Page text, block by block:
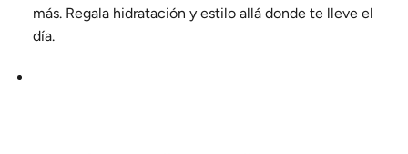
más. Regala hidratación y estilo allá donde te lleve el
día.